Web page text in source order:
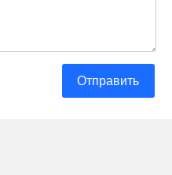
Отправить